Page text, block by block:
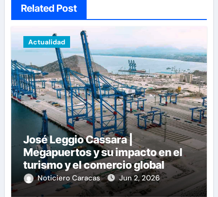
Related Post
Actualidad
José Leggio Cassara |
Megapuertos y su impacto en el
turismo y el comercio global
Noticiero Caracas Jun 2, 2026